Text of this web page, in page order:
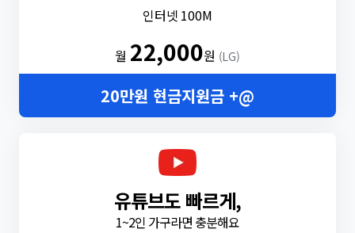
인터넷 100M
월 22,000원 (LG)
20만원 현금지원금 +@
유튜브도 빠르게,
1~2인 가구라면 충분해요